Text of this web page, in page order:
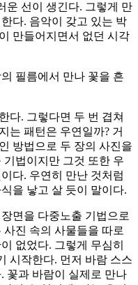
운 선이 생긴다. 그렇게 만
다. 음악이 갖고 있는 박
만들어지면서 없던 시각
필름에서 만나 꽃을 흔
다. 그렇다면 두 번 겹쳐
는 패턴은 우연일까? 거
방법으로 두 장의 사진을
법이지만 그것 또한 우
다. 우연히 만난 것처럼
을 낳고 살 듯이 말이다.
면을 다중노출 기법으로
진 속의 사물들을 따로
없었다. 그렇게 무심히
시작한다. 먼저 바람 스스
꽃과 바람이 실제로 만나